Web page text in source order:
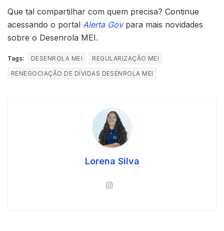
Que tal compartilhar com quem precisa? Continue
acessando o portal Alerta Govpara mais novidades
sobre o Desenrola MEI.
Tags: DESENROLA MEI
REGULARIZAÇÃO MEI
RENEGOCIAÇÃO DE DÍVIDAS DESENROLA MEI
Lorena Silva